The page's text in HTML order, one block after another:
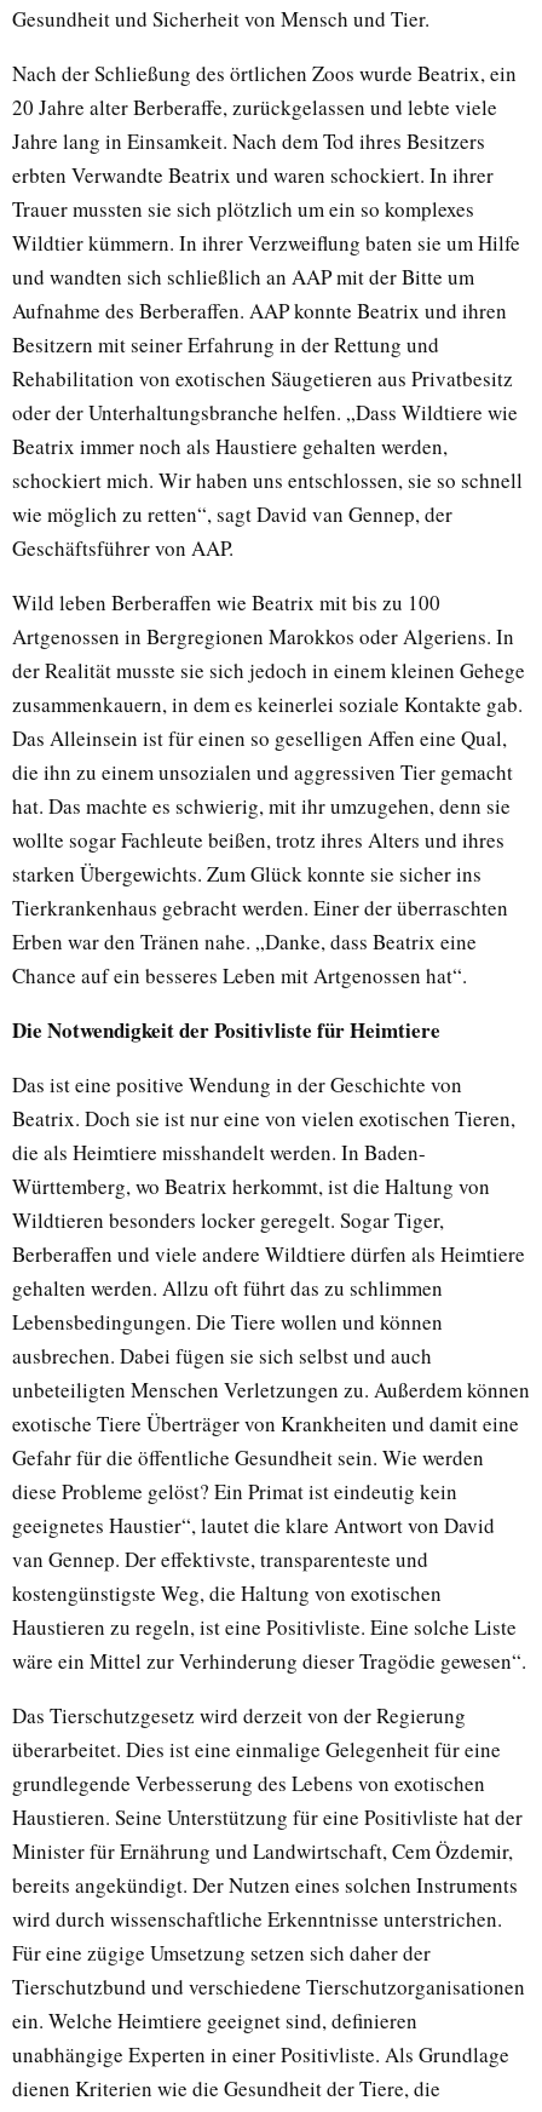
Gesundheit und Sicherheit von Mensch und Tier.
Nach der Schließung des örtlichen Zoos wurde Beatrix, ein
20 Jahre alter Berberaffe, zurückgelassen und lebte viele
Jahre lang in Einsamkeit. Nach dem Tod ihres Besitzers
erbten Verwandte Beatrix und waren schockiert. In ihrer
Trauer mussten sie sich plötzlich um ein so komplexes
Wildtier kümmern. In ihrer Verzweiflung baten sie um Hilfe
und wandten sich schließlich an AAP mit der Bitte um
Aufnahme des Berberaffen. AAP konnte Beatrix und ihren
Besitzern mit seiner Erfahrung in der Rettung und
Rehabilitation von exotischen Säugetieren aus Privatbesitz
oder der Unterhaltungsbranche helfen. „Dass Wildtiere wie
Beatrix immer noch als Haustiere gehalten werden,
schockiert mich. Wir haben uns entschlossen, sie so schnell
wie möglich zu retten“, sagt David van Gennep, der
Geschäftsführer von AAP.
Wild leben Berberaffen wie Beatrix mit bis zu 100
Artgenossen in Bergregionen Marokkos oder Algeriens. In
der Realität musste sie sich jedoch in einem kleinen Gehege
zusammenkauern, in dem es keinerlei soziale Kontakte gab.
Das Alleinsein ist für einen so geselligen Affen eine Qual,
die ihn zu einem unsozialen und aggressiven Tier gemacht
hat. Das machte es schwierig, mit ihr umzugehen, denn sie
wollte sogar Fachleute beißen, trotz ihres Alters und ihres
starken Übergewichts. Zum Glück konnte sie sicher ins
Tierkrankenhaus gebracht werden. Einer der überraschten
Erben war den Tränen nahe. „Danke, dass Beatrix eine
Chance auf ein besseres Leben mit Artgenossen hat“.
Die Notwendigkeit der Positivliste für Heimtiere
Das ist eine positive Wendung in der Geschichte von
Beatrix. Doch sie ist nur eine von vielen exotischen Tieren,
die als Heimtiere misshandelt werden. In Baden-
Württemberg, wo Beatrix herkommt, ist die Haltung von
Wildtieren besonders locker geregelt. Sogar Tiger,
Berberaffen und viele andere Wildtiere dürfen als Heimtiere
gehalten werden. Allzu oft führt das zu schlimmen
Lebensbedingungen. Die Tiere wollen und können
ausbrechen. Dabei fügen sie sich selbst und auch
unbeteiligten Menschen Verletzungen zu. Außerdem können
exotische Tiere Überträger von Krankheiten und damit eine
Gefahr für die öffentliche Gesundheit sein. Wie werden
diese Probleme gelöst? Ein Primat ist eindeutig kein
geeignetes Haustier“, lautet die klare Antwort von David
van Gennep. Der effektivste, transparenteste und
kostengünstigste Weg, die Haltung von exotischen
Haustieren zu regeln, ist eine Positivliste. Eine solche Liste
wäre ein Mittel zur Verhinderung dieser Tragödie gewesen“.
Das Tierschutzgesetz wird derzeit von der Regierung
überarbeitet. Dies ist eine einmalige Gelegenheit für eine
grundlegende Verbesserung des Lebens von exotischen
Haustieren. Seine Unterstützung für eine Positivliste hat der
Minister für Ernährung und Landwirtschaft, Cem Özdemir,
bereits angekündigt. Der Nutzen eines solchen Instruments
wird durch wissenschaftliche Erkenntnisse unterstrichen.
Für eine zügige Umsetzung setzen sich daher der
Tierschutzbund und verschiedene Tierschutzorganisationen
ein. Welche Heimtiere geeignet sind, definieren
unabhängige Experten in einer Positivliste. Als Grundlage
dienen Kriterien wie die Gesundheit der Tiere, die